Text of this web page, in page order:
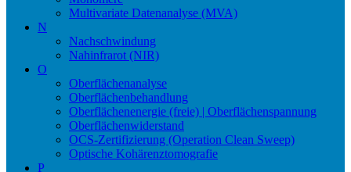
Multivariate Datenanalyse (MVA)
N
Nachschwindung
Nahinfrarot (NIR)
O
Oberflächenanalyse
Oberflächenbehandlung
Oberflächenenergie (freie) | Oberflächenspannung
Oberflächenwiderstand
OCS-Zertifizierung (Operation Clean Sweep)
Optische Kohärenztomografie
P